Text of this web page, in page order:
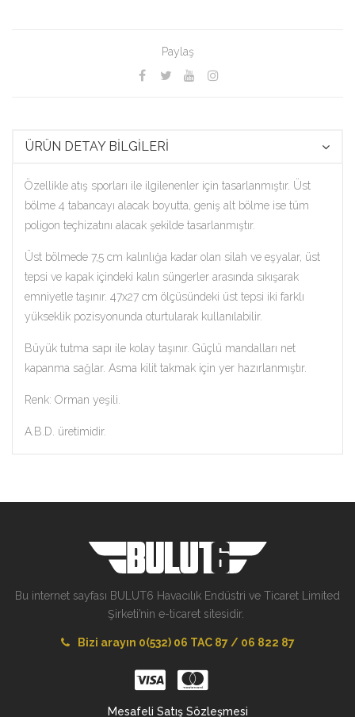
Paylaş
ÜRÜN DETAY BİLGİLERİ
Özellikle atış sporları ile ilgilenenler için tasarlanmıştır. Üst
bölme 4 tabancayı alacak boyutta, geniş alt bölme ise tüm
poligon teçhizatını alacak şekilde tasarlanmıştır.
Üst bölmede 7,5 cm kalınlığa kadar olan silah ve eşyalar, üst
tepsi ve kapak içindeki kalın süngerler arasında sıkışarak
emniyetle taşınır. 47x27 cm ölçüsündeki üst tepsi iki farklı
yükseklik pozisyonunda oturtularak kullanılabilir.
Büyük tutma sapı ile kolay taşınır. Güçlü mandalları net
kapanma sağlar. Asma kilit takmak için yer hazırlanmıştır.
Renk: Orman yeşili.
A.B.D. üretimidir.
Bu internet sayfası BULUT6 Havacılık Endüstri ve Ticaret Limited
Şirketi’nin e-ticaret sitesidir.
Bizi arayın 0(532) 06 TAC 87 / 06 822 87
Mesafeli Satış Sözleşmesi